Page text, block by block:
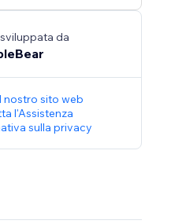
da
nostro sito web
l'Assistenza
sulla privacy